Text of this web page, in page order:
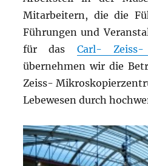
Mitarbeitern, die die
Führungen und
für das Carl- Zeiss-
übernehmen wir die
Zeiss-
Lebewesen durch